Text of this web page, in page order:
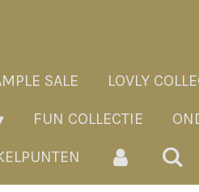
SALE LOVLY
FUN COLLECTIE